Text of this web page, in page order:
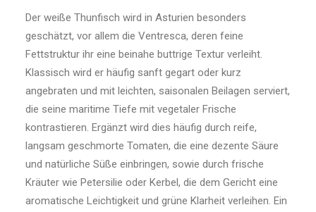
Der weiße Thunfisch wird in Asturien besonders
geschätzt, vor allem die Ventresca, deren feine
Fettstruktur ihr eine beinahe buttrige Textur verleiht.
Klassisch wird er häufig sanft gegart oder kurz
angebraten und mit leichten, saisonalen Beilagen serviert,
die seine maritime Tiefe mit vegetaler Frische
kontrastieren. Ergänzt wird dies häufig durch reife,
langsam geschmorte Tomaten, die eine dezente Säure
und natürliche Süße einbringen, sowie durch frische
Kräuter wie Petersilie oder Kerbel, die dem Gericht eine
aromatische Leichtigkeit und grüne Klarheit verleihen. Ein